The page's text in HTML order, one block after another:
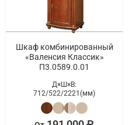
Шкаф комбинированный
«Валенсия Классик»
П3.0589.0.01
Д×Ш×В:
712/522/2221(мм)